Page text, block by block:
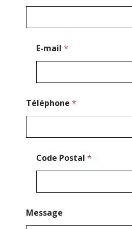
E-mail *
Téléphone *
Code Postal *
Message